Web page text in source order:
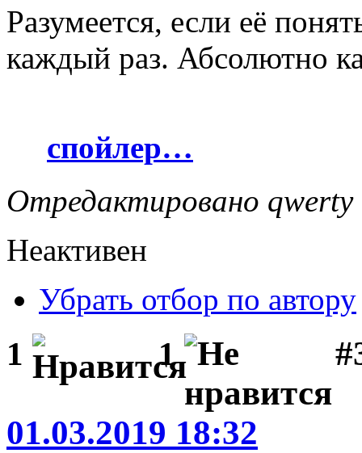
Разумеется, если её
каждый раз. Абсолютно
спойлер…
Отредактировано
Неактивен
Убрать отбор по автору
1 1
01.03.2019 18:32